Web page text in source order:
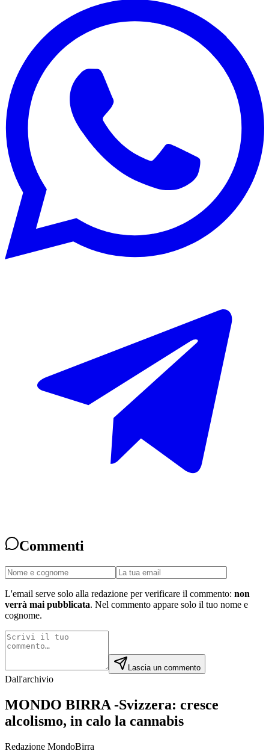
Commenti
L'email serve solo alla redazione per verificare il commento: non
verrà mai pubblicata. Nel commento appare solo il tuo nome e
cognome.
Lascia un commento
Dall'archivio
MONDO BIRRA -Svizzera: cresce
alcolismo, in calo la cannabis
Redazione MondoBirra